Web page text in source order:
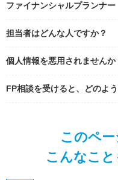
ファイナンシャルプランナ
担当者はどんな人ですか？
個人情報を悪用されませんか
FP相談を受けると、どのよ
このペー
こんなこ